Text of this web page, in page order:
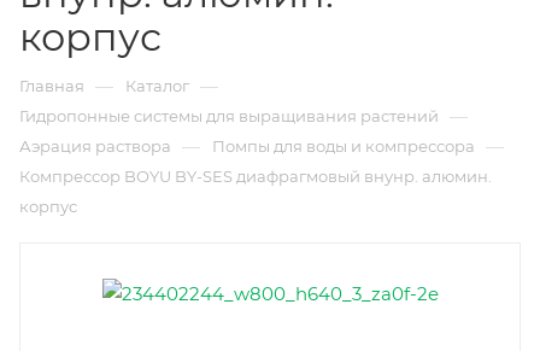
корпус
Главная — Каталог —
Гидропонные системы для выращивания растений —
Аэрация раствора — Помпы для воды и компрессора —
Компрессор BOYU BY-SES диафрагмовый внунр. алюмин.
корпус